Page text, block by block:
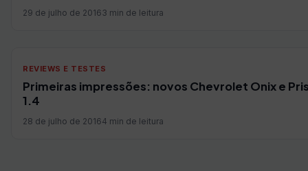
29 de julho de 20163 min de leitura
REVIEWS E TESTES
Primeiras impressões: novos Chevrolet Onix e
1.4
28 de julho de 20164 min de leitura